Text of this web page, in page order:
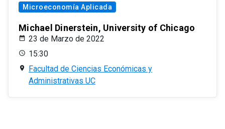
Microeconomía Aplicada
Michael Dinerstein, University of Chicago
23 de Marzo de 2022
15:30
Facultad de Ciencias Económicas y
Administrativas UC